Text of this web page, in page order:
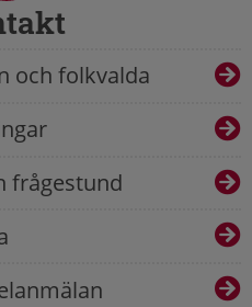
och folkvalda
frågestund